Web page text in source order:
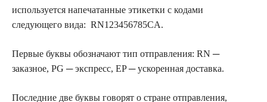
используется напечатанные этикетки с кодами
следующего вида: RN123456785CA.
Первые буквы обозначают тип отправления: RN ─
заказное, PG ─ экспресс, EP ─ ускоренная доставка.
Последние две буквы говорят о стране отправления,